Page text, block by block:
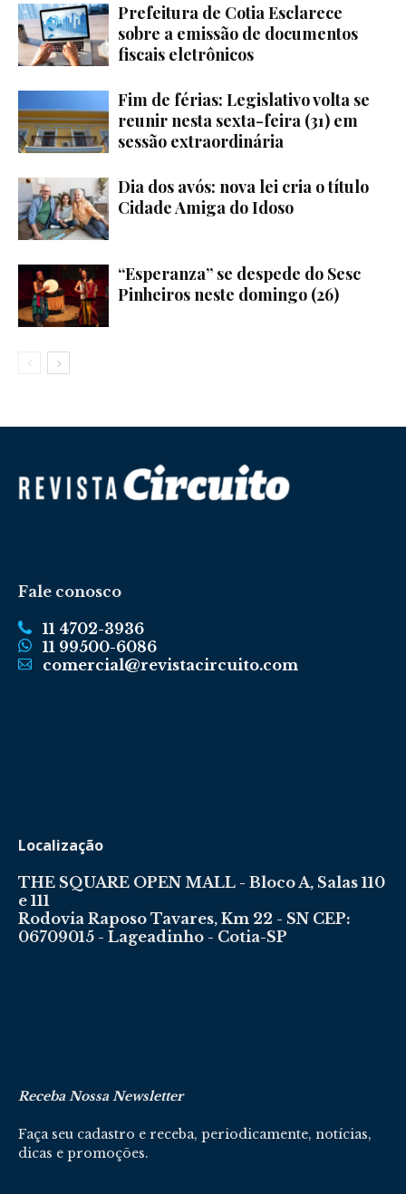
Prefeitura de Cotia Esclarece
sobre a emissão de documentos
fiscais eletrônicos
Fim de férias: Legislativo volta se
reunir nesta sexta-feira (31) em
sessão extraordinária
Dia dos avós: nova lei cria o título
Cidade Amiga do Idoso
“Esperanza” se despede do Sesc
Pinheiros neste domingo (26)
Fale conosco
11 4702-3936
11 99500-6086
comercial@revistacircuito.com
Localização
THE SQUARE OPEN MALL - Bloco A, Salas 110
e 111
Rodovia Raposo Tavares, Km 22 - SN CEP:
06709015 - Lageadinho - Cotia-SP
Receba Nossa Newsletter
Faça seu cadastro e receba, periodicamente, notícias,
dicas e promoções.